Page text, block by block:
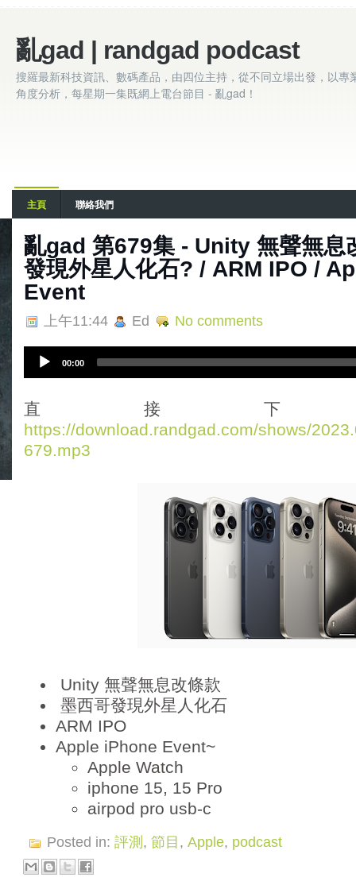
亂gad | randgad podcast
搜羅最新科技資訊、數碼產品，由四位主持，從不同立場出發，以專
角度分析，每星期一集既網上電台節目 - 亂gad！
主頁 聯絡我們
亂‌‌‌gad‌‌‌ ‌‌‌‌‌第‌‌‌679集 - Unity 無聲無息
發現外星人化石? / ARM IPO /
Event
上午11:44 Ed No comments
i
o
P
l
00:00
直接
https://download.randgad.com/shows/
679.mp3
Unity 無聲無息改條款
墨西哥發現外星人化石
ARM IPO
Apple iPhone Event~
Apple Watch
iphone 15, 15 Pro
airpod pro usb-c
Posted in: 評測 , 節目, Apple, podcast